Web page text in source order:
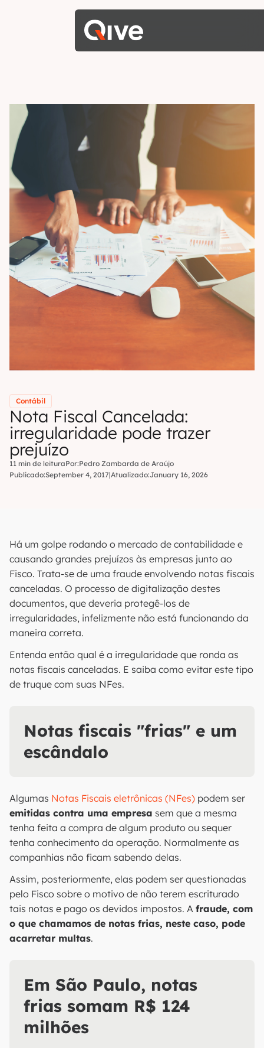
Contábil
Nota Fiscal Cancelada:
irregularidade pode trazer
prejuízo
11 min de leituraPor:Pedro Zambarda de Araújo
Publicado:September 4, 2017|Atualizado:January 16, 2026
Há um golpe rodando o mercado de contabilidade e
causando grandes prejuízos às empresas junto ao
Fisco. Trata-se de uma fraude envolvendo notas fiscais
canceladas. O processo de digitalização destes
documentos, que deveria protegê-los de
irregularidades, infelizmente não está funcionando da
maneira correta.
Entenda então qual é a irregularidade que ronda as
notas fiscais canceladas. E saiba como evitar este tipo
de truque com suas NFes.
Notas fiscais "frias" e um
escândalo
Algumas Notas Fiscais eletrônicas (NFes) podem ser
emitidas contra uma empresa sem que a mesma
tenha feita a compra de algum produto ou sequer
tenha conhecimento da operação. Normalmente as
companhias não ficam sabendo delas.
Assim, posteriormente, elas podem ser questionadas
pelo Fisco sobre o motivo de não terem escriturado
tais notas e pago os devidos impostos. A fraude, com
o que chamamos de notas frias, neste caso, pode
acarretar multas.
Em São Paulo, notas
frias somam R$ 124
milhões